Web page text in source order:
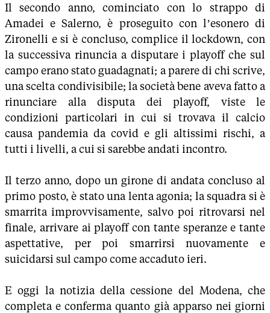
Il secondo anno, cominciato con lo strappo di
Amadei e Salerno, è proseguito con l’esonero di
Zironelli e si è concluso, complice il lockdown, con
la successiva rinuncia a disputare i playoff che sul
campo erano stato guadagnati; a parere di chi scrive,
una scelta condivisibile; la società bene aveva fatto a
rinunciare alla disputa dei playoff, viste le
condizioni particolari in cui si trovava il calcio
causa pandemia da covid e gli altissimi rischi, a
tutti i livelli, a cui si sarebbe andati incontro.
Il terzo anno, dopo un girone di andata concluso al
primo posto, è stato una lenta agonia; la squadra si è
smarrita improvvisamente, salvo poi ritrovarsi nel
finale, arrivare ai playoff con tante speranze e tante
aspettative, per poi smarrirsi nuovamente e
suicidarsi sul campo come accaduto ieri.
E oggi la notizia della cessione del Modena, che
completa e conferma quanto già apparso nei giorni